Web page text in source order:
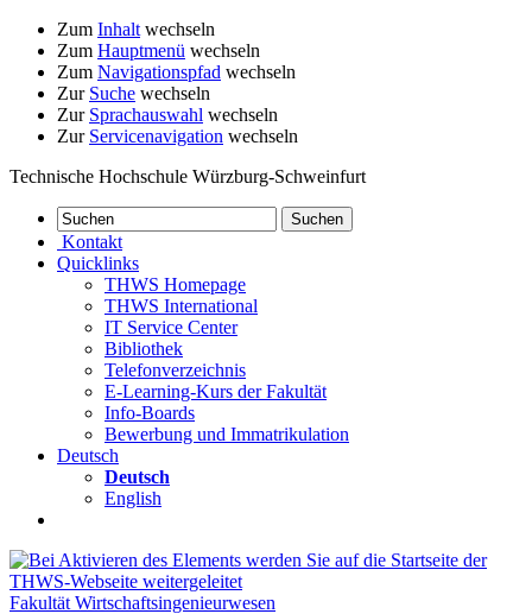
Zum Inhalt wechseln
Zum Hauptmenü wechseln
Zum Navigationspfad wechseln
Zur Suche wechseln
Zur Sprachauswahl wechseln
Zur Servicenavigation wechseln
Technische Hochschule Würzburg-Schweinfurt
Kontakt
Quicklinks
THWS Homepage
THWS International
IT Service Center
Bibliothek
Telefonverzeichnis
E-Learning-Kurs der Fakultät
Info-Boards
Bewerbung und Immatrikulation
Deutsch
Deutsch
English
Fakultät Wirtschaftsingenieurwesen